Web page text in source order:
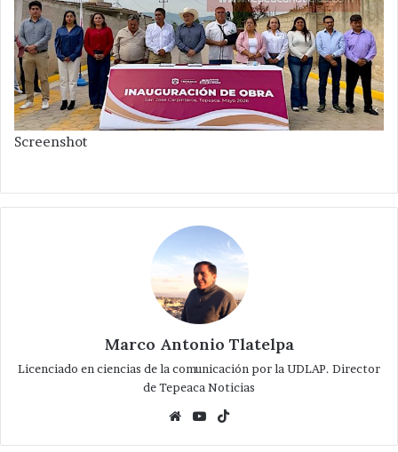
Screenshot
Marco Antonio Tlatelpa
Licenciado en ciencias de la comunicación por la UDLAP. Director
de Tepeaca Noticias
WebsiteYouTube